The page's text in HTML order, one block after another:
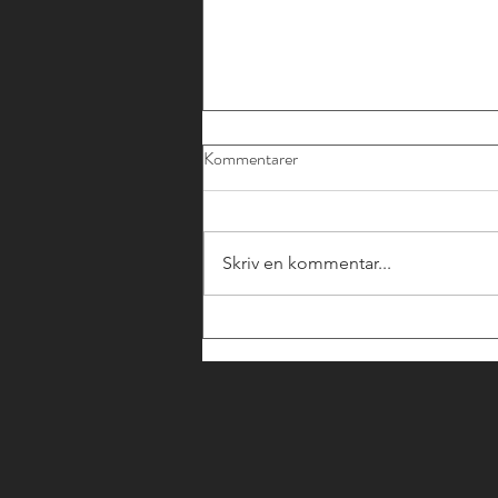
SWEFINTECHS
RÅDGIVANDE MEDLEMMAR
Kommentarer
Skriv en kommentar...